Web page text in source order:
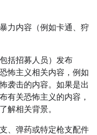
力内容（例如卡通、狩
括招募人员）发布
怖主义相关内容，例如
袭击的内容。如果是出
有关恐怖主义的内容，
解相关背景。
、弹药或特定枪支配件